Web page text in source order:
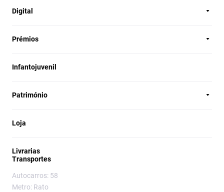
Digital
Prémios
Infantojuvenil
Património
Loja
Livrarias
Transportes
Autocarros: 58
Metro: Rato